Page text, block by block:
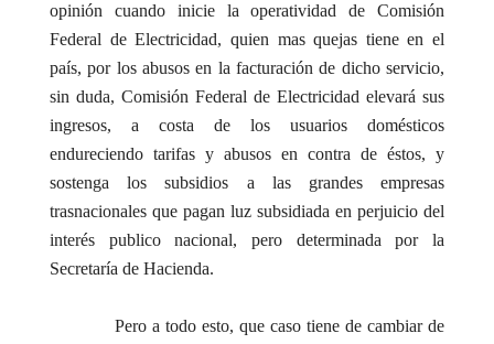
opinión cuando inicie la operatividad de Comisión
Federal de Electricidad, quien mas quejas tiene en el
país, por los abusos en la facturación de dicho servicio,
sin duda, Comisión Federal de Electricidad elevará sus
ingresos, a costa de los usuarios domésticos
endureciendo tarifas y abusos en contra de éstos, y
sostenga los subsidios a las grandes empresas
trasnacionales que pagan luz subsidiada en perjuicio del
interés publico nacional, pero determinada por la
Secretaría de Hacienda.
Pero a todo esto, que caso tiene de cambiar de